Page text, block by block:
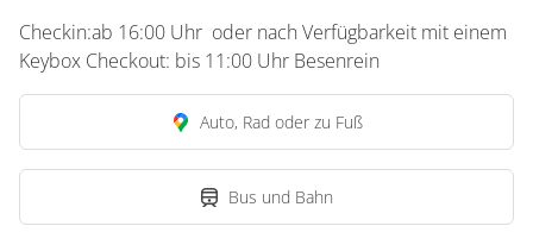
Checkin:ab 16:00 Uhr oder nach Verfügbarkeit mit einem
Keybox Checkout: bis 11:00 Uhr Besenrein
Auto, Rad oder zu Fuß
Bus und Bahn